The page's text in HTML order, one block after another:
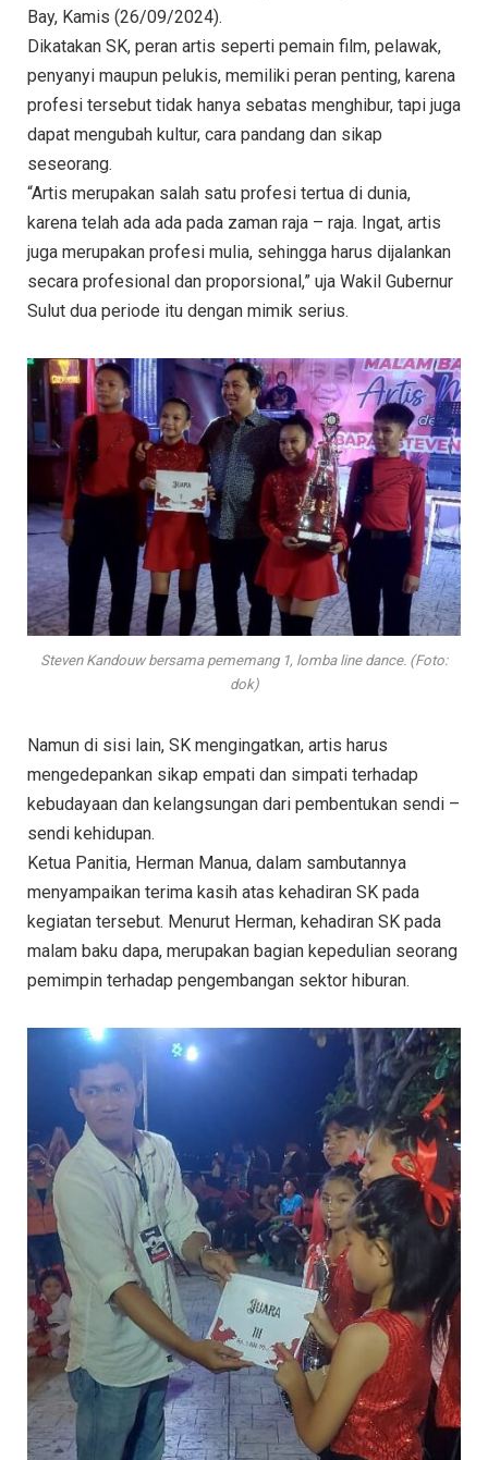
Bay, Kamis (26/09/2024).
Dikatakan SK, peran artis seperti pemain film, pelawak,
penyanyi maupun pelukis, memiliki peran penting, karena
profesi tersebut tidak hanya sebatas menghibur, tapi juga
dapat mengubah kultur, cara pandang dan sikap
seseorang.
“Artis merupakan salah satu profesi tertua di dunia,
karena telah ada ada pada zaman raja – raja. Ingat, artis
juga merupakan profesi mulia, sehingga harus dijalankan
secara profesional dan proporsional,” uja Wakil Gubernur
Sulut dua periode itu dengan mimik serius.
Steven Kandouw bersama pememang 1, lomba line dance. (Foto:
dok)
Namun di sisi lain, SK mengingatkan, artis harus
mengedepankan sikap empati dan simpati terhadap
kebudayaan dan kelangsungan dari pembentukan sendi –
sendi kehidupan.
Ketua Panitia, Herman Manua, dalam sambutannya
menyampaikan terima kasih atas kehadiran SK pada
kegiatan tersebut. Menurut Herman, kehadiran SK pada
malam baku dapa, merupakan bagian kepedulian seorang
pemimpin terhadap pengembangan sektor hiburan.